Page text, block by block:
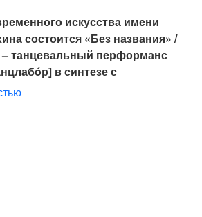
искусства имени
состоится «Без названия» /
– танцевальный перформанс
в синтезе с
искусством.
AV-перформансом Андрея
графика сформируют среду
настроений – пространство